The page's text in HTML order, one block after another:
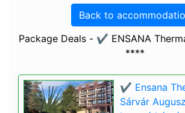
Back to
Package Deals - ✔️ ENSANA
****
✔️ Ensana
Sárvár